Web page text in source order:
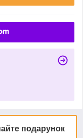
подарунок